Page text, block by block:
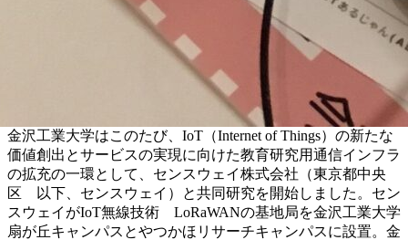
金沢工業大学はこのたび、IoT（Internet of Things）の新たな
価値創出とサービスの実現に向けた教育研究用通信インフラ
の拡充の一環として、センスウェイ株式会社（東京都中央
区 以下、センスウェイ）と共同研究を開始しました。セン
スウェイがIoT無線技術 LoRaWANの基地局を金沢工業大学
扇が丘キャンパスとやつかほリサーチキャンパスに設置。金